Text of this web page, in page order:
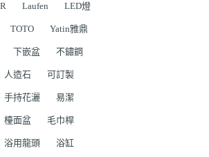
Laufen LED燈
TOTO Yatin雅鼎
下嵌盆 不鏽鋼
人造石 可訂製
手持花灑 易潔
檯面盆 毛巾桿
浴用龍頭 浴缸